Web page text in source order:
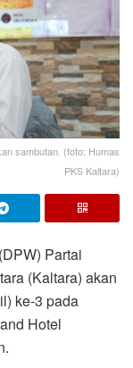
sambutan. (foto: Humas
PKS Kaltara)
Partai
(Kaltara) akan
ke-3 pada
Hotel